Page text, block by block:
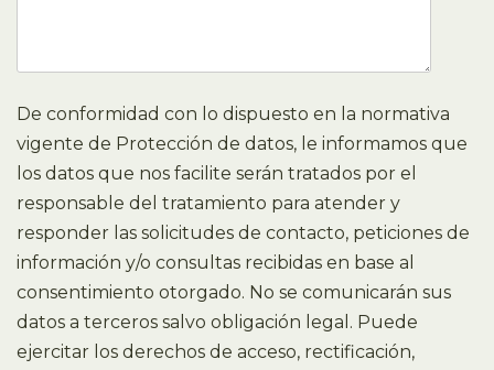
De conformidad con lo dispuesto en la normativa
vigente de Protección de datos, le informamos que
los datos que nos facilite serán tratados por el
responsable del tratamiento para atender y
responder las solicitudes de contacto, peticiones de
información y/o consultas recibidas en base al
consentimiento otorgado. No se comunicarán sus
datos a terceros salvo obligación legal. Puede
ejercitar los derechos de acceso, rectificación,